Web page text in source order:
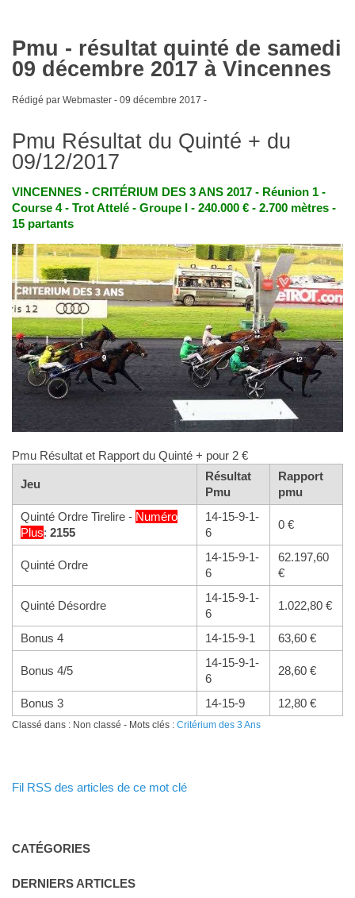
Pmu - résultat quinté de samedi
09 décembre 2017 à Vincennes
Rédigé par Webmaster - 09 décembre 2017 -
Pmu Résultat du Quinté + du
09/12/2017
VINCENNES - CRITÉRIUM DES 3 ANS 2017 - Réunion 1 -
Course 4 - Trot Attelé - Groupe I - 240.000 € - 2.700 mètres -
15 partants
Pmu Résultat et Rapport du Quinté + pour 2 €
Jeu
Résultat
Pmu
Rapport
pmu
Quinté Ordre Tirelire - Numéro
Plus:2155
14-15-9-1-
6
0 €
Quinté Ordre
14-15-9-1-
6
62.197,60
€
Quinté Désordre
14-15-9-1-
6
1.022,80 €
Bonus 4 14-15-9-1 63,60 €
Bonus 4/5
14-15-9-1-
6
28,60 €
Bonus 3 14-15-9 12,80 €
Classé dans : Non classé - Mots clés : Critérium des 3 Ans
Fil RSS des articles de ce mot clé
CATÉGORIES
DERNIERS ARTICLES